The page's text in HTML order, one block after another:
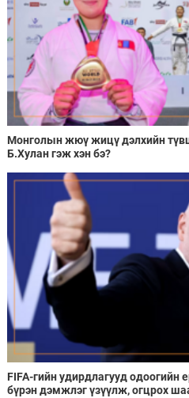
Монголын жюү жицү дэлхийн
Б.Хулан гэж хэн бэ?
FIFA-гийн удирдлагууд одоогийн
бүрэн дэмжлэг үзүүлж, огцрох